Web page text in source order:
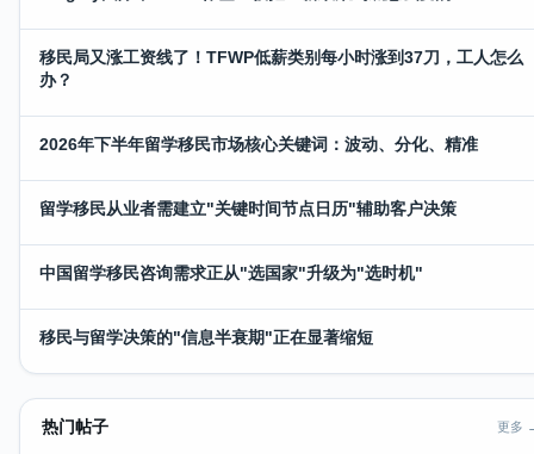
移民局又涨工资线了！TFWP低薪类别每小时涨到37刀，工人怎么
办？
2026年下半年留学移民市场核心关键词：波动、分化、精准
留学移民从业者需建立"关键时间节点日历"辅助客户决策
中国留学移民咨询需求正从"选国家"升级为"选时机"
移民与留学决策的"信息半衰期"正在显著缩短
热门帖子 更多